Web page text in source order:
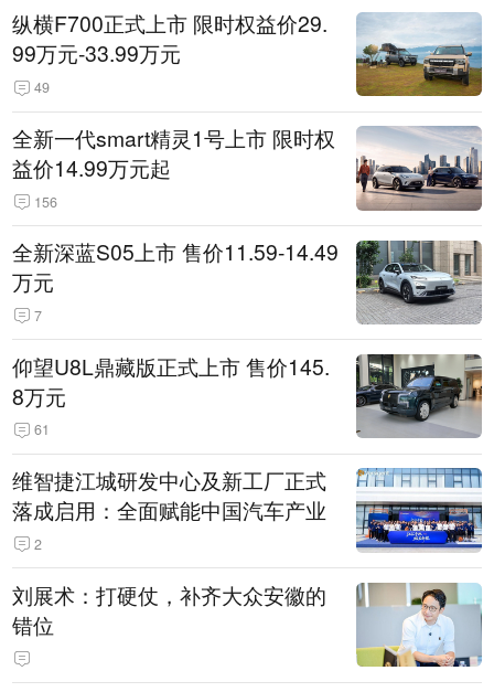
纵横F700正式上市 限时权益价29.
99万元-33.99万元
49
全新一代smart精灵1号上市 限时权
益价14.99万元起
156
全新深蓝S05上市 售价11.59-14.49
万元
7
仰望U8L鼎藏版正式上市 售价145.
8万元
61
维智捷江城研发中心及新工厂正式
落成启用：全面赋能中国汽车产业
2
刘展术：打硬仗，补齐大众安徽的
错位